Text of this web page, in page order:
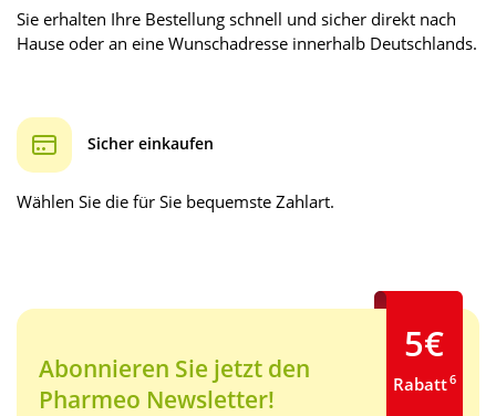
Sie erhalten Ihre Bestellung schnell und sicher direkt nach
Hause oder an eine Wunschadresse innerhalb Deutschlands.
Sicher einkaufen
Wählen Sie die für Sie bequemste Zahlart.
Abonnieren Sie jetzt den
Pharmeo Newsletter!
5€
Rabatt6